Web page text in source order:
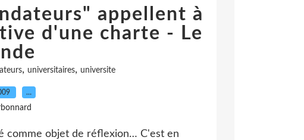
appellent à
d'une charte - Le
, universitaires, universite
…
comme objet de réflexion… C'est en